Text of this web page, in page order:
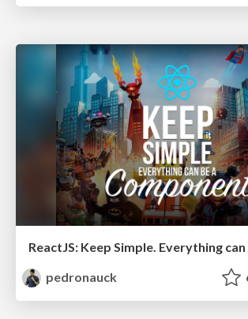
pedronauck